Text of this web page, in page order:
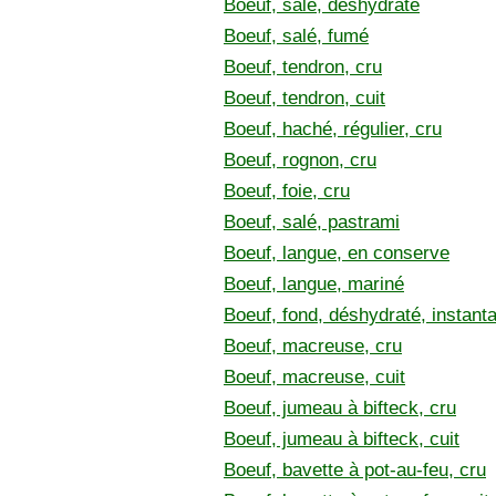
Boeuf, salé, déshydraté
Boeuf, salé, fumé
Boeuf, tendron, cru
Boeuf, tendron, cuit
Boeuf, haché, régulier, cru
Boeuf, rognon, cru
Boeuf, foie, cru
Boeuf, salé, pastrami
Boeuf, langue, en conserve
Boeuf, langue, mariné
Boeuf, fond, déshydraté,
Boeuf, macreuse, cru
Boeuf, macreuse, cuit
Boeuf, jumeau à bifteck, cru
Boeuf, jumeau à bifteck, cuit
Boeuf, bavette à pot-au-feu, cru